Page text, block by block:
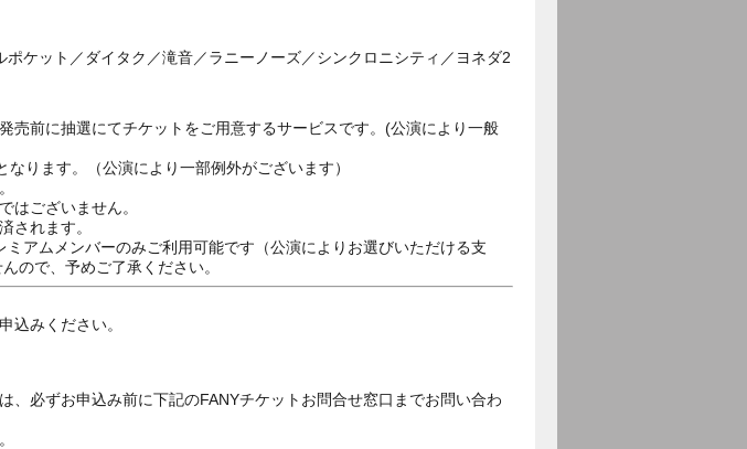
ケット／ダイタク／滝音／ラニーノーズ／シンクロニシティ／ヨネダ2
売前に抽選にてチケットをご用意するサービスです。(公演により一般
なります。（公演により一部例外がございます）
はございません。
されます。
アムメンバーのみご利用可能です（公演によりお選びいただける支
ので、予めご了承ください。
込みください。
、必ずお申込み前に下記のFANYチケットお問合せ窓口までお問い合わ